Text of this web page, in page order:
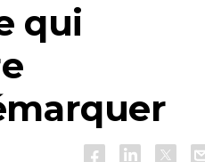
qui